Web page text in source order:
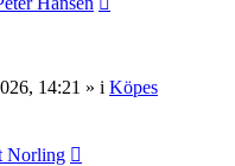
14:21 » i Köpes
Norling